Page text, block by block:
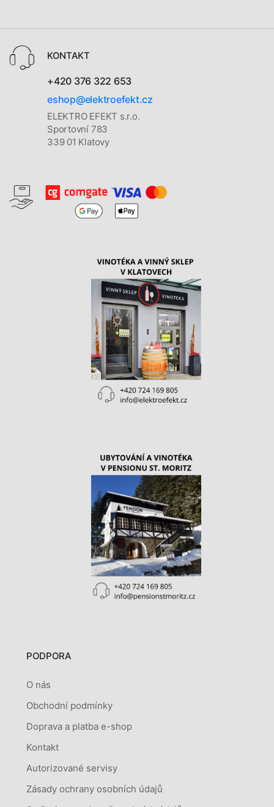
KONTAKT
+420 376 322 653
eshop@elektroefekt.cz
ELEKTRO EFEKT s.r.o.
Sportovní 783
339 01 Klatovy
PODPORA
O nás
Obchodní podmínky
Doprava a platba e-shop
Kontakt
Autorizované servisy
Zásady ochrany osobních údajů